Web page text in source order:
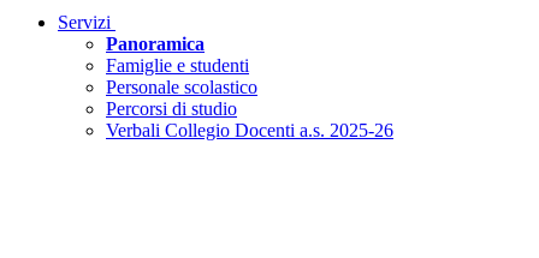
Servizi
Panoramica
Famiglie e studenti
Personale scolastico
Percorsi di studio
Verbali Collegio Docenti a.s. 2025-26